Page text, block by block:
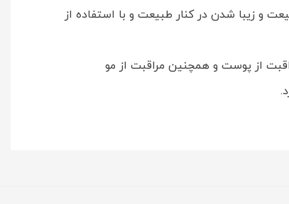
و زیبا شدن در کنار طبیعت و با استفاده از
از پوست و همچنین مراقبت از مو